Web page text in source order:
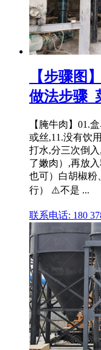
【步骤图
做法步骤_
【腌牛肉】01.
或丝,11.没有饮
打水,分三次倒
了嫩肉）,再放
也可）白胡椒粉
行） ⚠️不是 ...
联系电话: 180